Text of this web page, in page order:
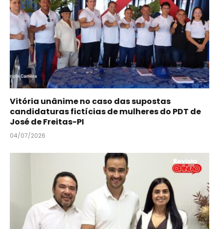
Vitória unânime no caso das supostas
candidaturas fictícias de mulheres do PDT de
José de Freitas-PI
04/07/2026